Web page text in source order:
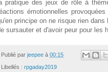
pratique des jeux de rôle à
émotionnelles
principe on ne risque rien
sursauter et d'avoir peur pour les
Publié par jeepee à 00:15
Libellés : rpgaday2019